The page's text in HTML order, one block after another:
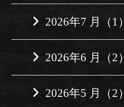
2026年7 月（1）
2026年6 月（2）
2026年5 月（2）